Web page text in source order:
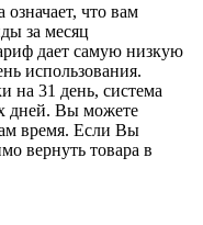
означает, что вам
за месяц
дает самую низкую
использования.
на 31 день, система
дней. Вы можете
время. Если Вы
вернуть товара в